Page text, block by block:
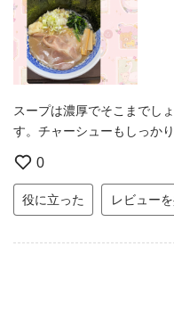
スープは濃厚でそこまでし
す。チャーシューもしっか
0
役に立った レビュー